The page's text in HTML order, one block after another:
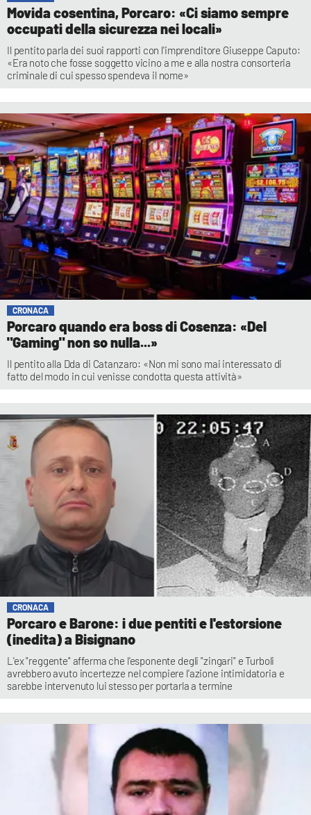
Movida cosentina, Porcaro: «Ci siamo sempre
occupati della sicurezza nei locali»
Il pentito parla dei suoi rapporti con l'imprenditore Giuseppe Caputo:
«Era noto che fosse soggetto vicino a me e alla nostra consorteria
criminale di cui spesso spendeva il nome»
CRONACA
Porcaro quando era boss di Cosenza: «Del
"Gaming" non so nulla...»
Il pentito alla Dda di Catanzaro: «Non mi sono mai interessato di
fatto del modo in cui venisse condotta questa attività»
CRONACA
Porcaro e Barone: i due pentiti e l'estorsione
(inedita) a Bisignano
L'ex "reggente" afferma che l'esponente degli "zingari" e Turboli
avrebbero avuto incertezze nel compiere l'azione intimidatoria e
sarebbe intervenuto lui stesso per portarla a termine